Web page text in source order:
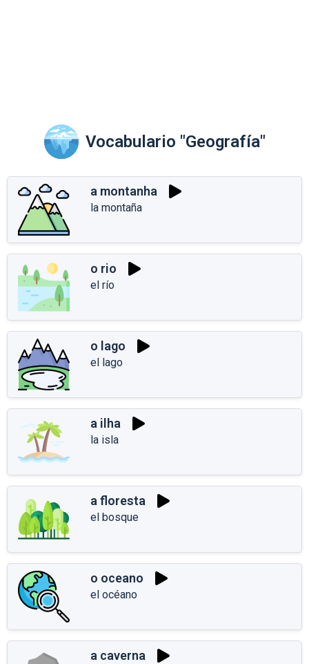
Vocabulario "Geografía"
a montanha
la montaña
o rio
el río
o lago
el lago
a ilha
la isla
a floresta
el bosque
o oceano
el océano
a caverna